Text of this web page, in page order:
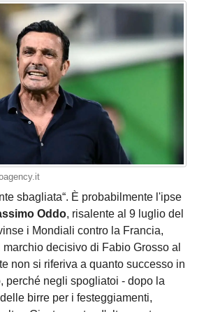
sbagliata“. È probabilmente l'ipse
Oddo, risalente al 9 luglio del
i Mondiali contro la Francia,
decisivo di Fabio Grosso al
non si riferiva a quanto successo in
perché negli spogliatoi - dopo la
birre per i festeggiamenti,